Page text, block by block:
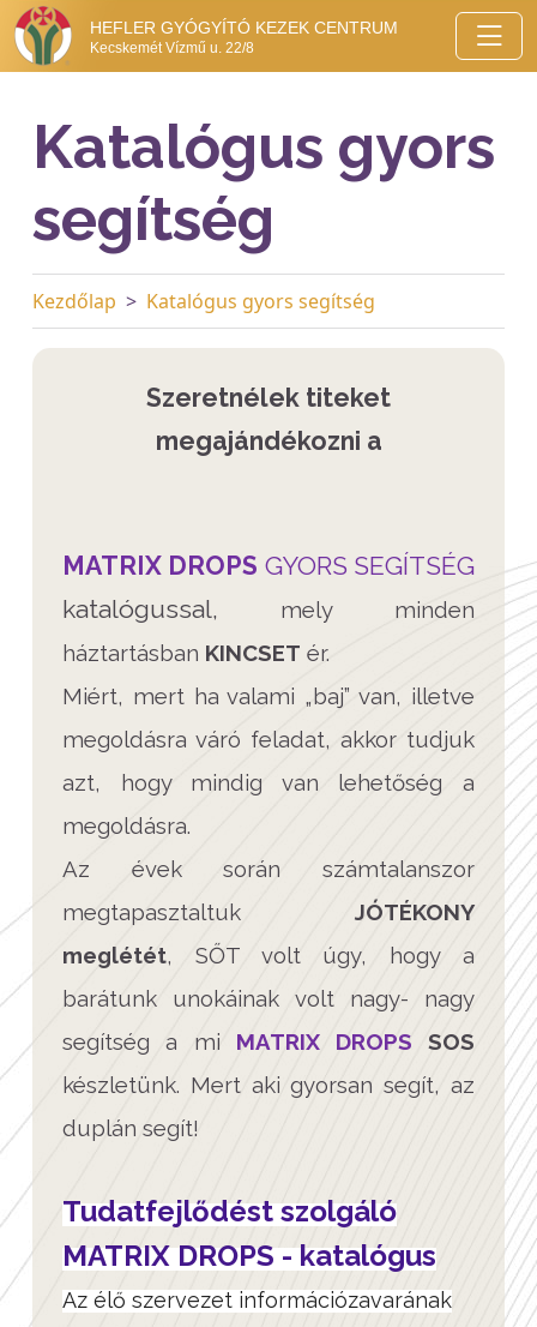
HEFLER GYÓGYÍTÓ KEZEK CENTRUM
Kecskemét Vízmű u. 22/8
Katalógus gyors
segítség
Kezdőlap Katalógus gyors segítség
Szeretnélek titeket
megajándékozni a
MATRIX DROPS GYORS SEGÍTSÉG
katalógussal, mely minden
háztartásban KINCSET ér.
Miért, mert ha valami „baj” van, illetve
megoldásra váró feladat, akkor tudjuk
azt, hogy mindig van lehetőség a
megoldásra.
Az évek során számtalanszor
megtapasztaltuk JÓTÉKONY
meglétét, SŐT volt úgy, hogy a
barátunk unokáinak volt nagy- nagy
segítség a mi MATRIX DROPS
SOS
készletünk. Mert aki gyorsan segít, az
duplán segít!
Tudatfejlődést szolgáló
MATRIX DROPS - katalógus
Az élő szervezet információzavarának